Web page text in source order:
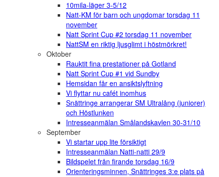
10mila-läger 3-5/12
Natt-KM för barn och ungdomar torsdag 11
november
Natt Sprint Cup #2 torsdag 11 november
NattSM en riktig ljusglimt i höstmörkret!
Oktober
Rauktit fina prestationer på Gotland
Natt Sprint Cup #1 vid Sundby
Hemsidan får en ansiktslyftning
Vi flyttar nu cafét inomhus
Snättringe arrangerar SM Ultralång (juniorer)
och Höstlunken
Intresseanmälan Smålandskavlen 30-31/10
September
Vi startar upp lite försiktigt
Intresseanmälan Natti-natti 29/9
Bildspelet från firande torsdag 16/9
Orienteringsminnen, Snättringes 3:e plats på